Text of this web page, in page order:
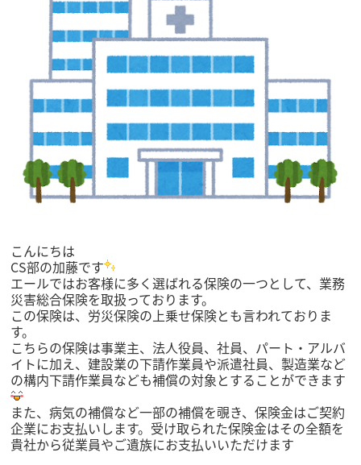
こんにちは
CS部の加藤です
エールではお客様に多く選ばれる保険の一つとして、業務
災害総合保険を取扱っております。
この保険は、労災保険の上乗せ保険とも言われておりま
す。
こちらの保険は事業主、法人役員、社員、パート・アルバ
イトに加え、建設業の下請作業員や派遣社員、製造業など
の構内下請作業員なども補償の対象とすることができます
また、病気の補償など一部の補償を覗き、保険金はご契約
企業にお支払いします。受け取られた保険金はその全額を
貴社から従業員やご遺族にお支払いいただけます